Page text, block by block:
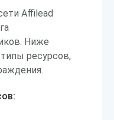
Affilead
Ниже
ресурсов,